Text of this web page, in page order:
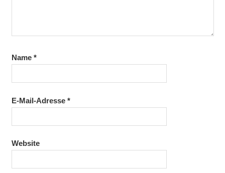
Name *
E-Mail-Adresse *
Website